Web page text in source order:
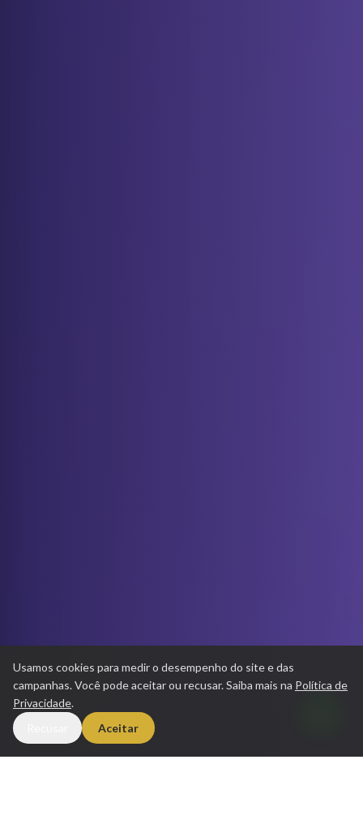
política de privacidade
Usamos cookies para medir o desempenho do site e das
campanhas. Você pode aceitar ou recusar. Saiba mais na Política de
Privacidade.
Aceitar